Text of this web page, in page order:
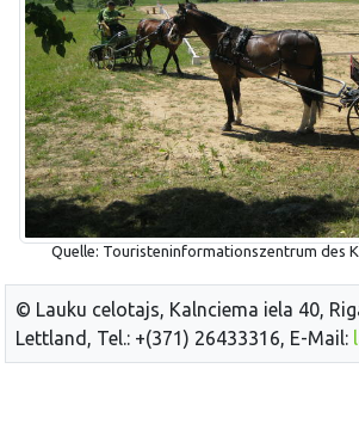
Quelle: Touristeninformationszentrum des
© Lauku celotajs, Kalnciema iela 40,
Lettland, Tel.: +(371) 26433316, E-Mail: